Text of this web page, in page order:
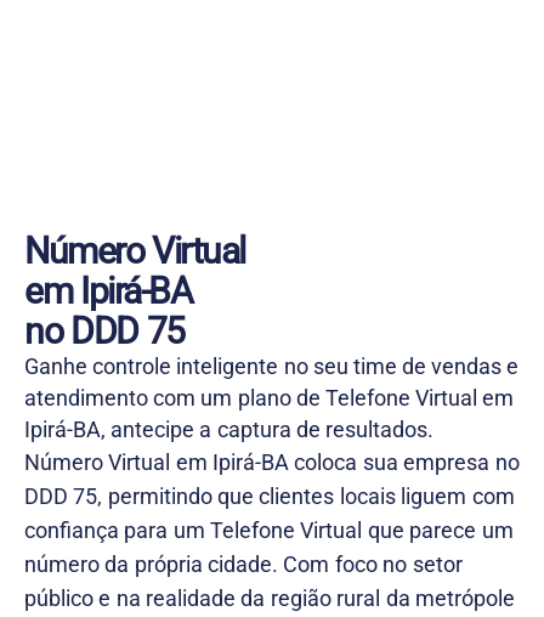
Número Virtual
em Ipirá-BA
no DDD 75
Ganhe controle inteligente no seu time de vendas e
atendimento com um plano de Telefone Virtual em
Ipirá-BA, antecipe a captura de resultados.
Número Virtual em Ipirá-BA coloca sua empresa no
DDD 75, permitindo que clientes locais liguem com
confiança para um Telefone Virtual que parece um
número da própria cidade. Com foco no setor
público e na realidade da região rural da metrópole